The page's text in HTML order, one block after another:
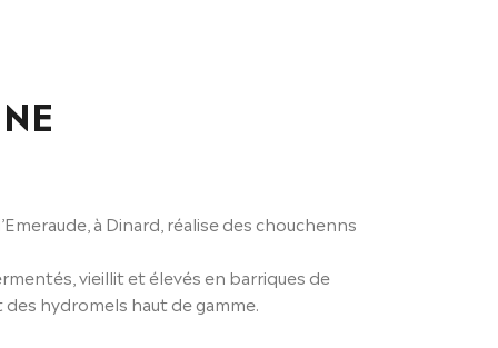
à Dinard, réalise des chouchenns
vieillit et élevés en barriques de
hydromels haut de gamme.